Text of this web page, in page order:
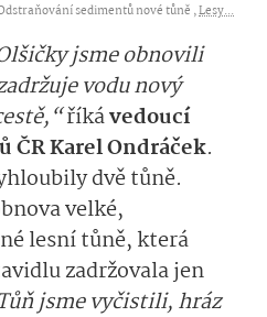
sedimentů nové tůně ,Lesy...
jsme obnovili
vodu nový
říkávedoucí
ČR Karel Ondráček.
dvě tůně.
velké,
lesní tůně, která
zadržovala jen
jsme vyčistili, hráz